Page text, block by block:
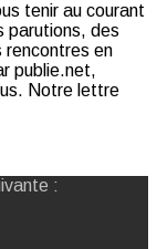
tenir au courant
parutions, des
rencontres en
publie.net,
Notre lettre
: